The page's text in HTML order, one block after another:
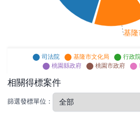
基隆
司法院 基隆市文化局 行政
桃園縣政府
桃園市政府
相關得標案件
篩選發標單位：